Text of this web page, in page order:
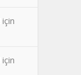
için
için